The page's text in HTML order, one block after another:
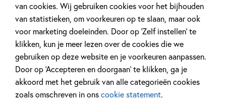
van cookies. Wij gebruiken cookies voor het bijhouden
van statistieken, om voorkeuren op te slaan, maar ook
voor marketing doeleinden. Door op ‘Zelf instellen’ te
klikken, kun je meer lezen over de cookies die we
gebruiken op deze website en je voorkeuren aanpassen.
Door op ‘Accepteren en doorgaan’ te klikken, ga je
akkoord met het gebruik van alle categorieën cookies
zoals omschreven in onscookie statement.
Gerelateerde artikelen
Kinderpanel Interview